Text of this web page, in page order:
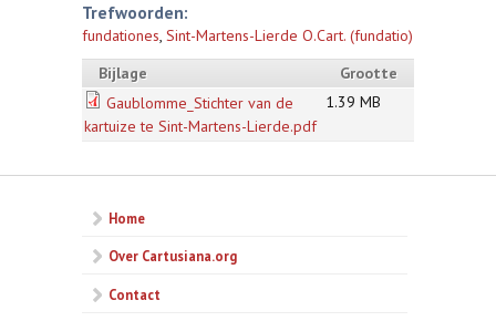
Trefwoorden:
fundationes, Sint-Martens-Lierde O.Cart. (fundatio)
Bijlage
Grootte
Gaublomme_Stichter van de
kartuize te Sint-Martens-Lierde.pdf
1.39 MB
Home
Over Cartusiana.org
Contact